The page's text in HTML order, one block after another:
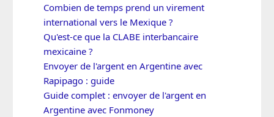
Combien de temps prend un virement
international vers le Mexique ?
Qu'est-ce que la CLABE interbancaire
mexicaine ?
Envoyer de l'argent en Argentine avec
Rapipago : guide
Guide complet : envoyer de l'argent en
Argentine avec Fonmoney